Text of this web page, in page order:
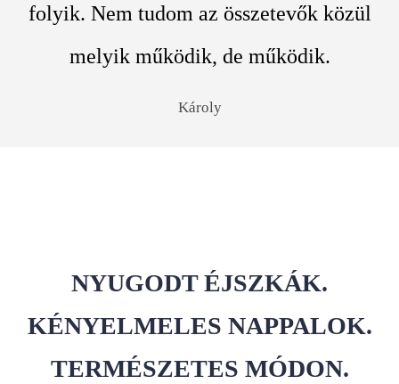
folyik. Nem tudom az összetevők közül
melyik működik, de működik.
Károly
NYUGODT ÉJSZKÁK.
KÉNYELMELES NAPPALOK.
TERMÉSZETES MÓDON.